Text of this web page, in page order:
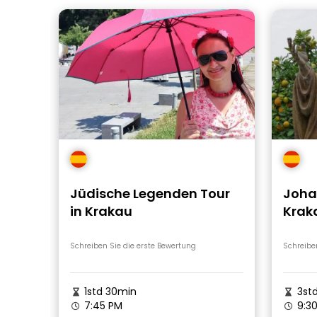
Jüdische Legenden Tour
in Krakau
Schreiben Sie die erste Bewertung
1std 30min
7:45 PM